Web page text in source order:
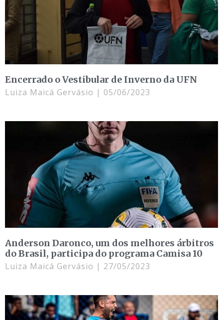
Encerrado o Vestibular de Inverno da UFN
Luiza Maicá Gervásio 05/06/2023
Anderson Daronco, um dos melhores árbitros
do Brasil, participa do programa Camisa 10
Luiza Maicá Gervásio 27/05/2023